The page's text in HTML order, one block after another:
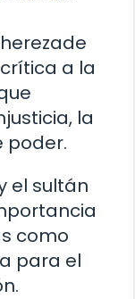
a la
la
poder.
el sultán
como
para el